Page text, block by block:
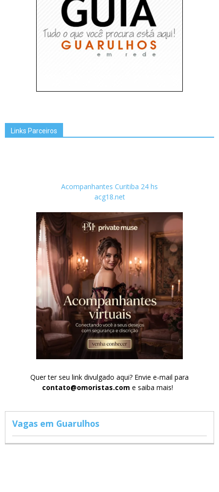
Links Parceiros
Acompanhantes Curitiba 24 hs
acg18.net
Quer ter seu link divulgado aqui? Envie e-mail para
contato@omoristas.com e saiba mais!
Vagas em Guarulhos